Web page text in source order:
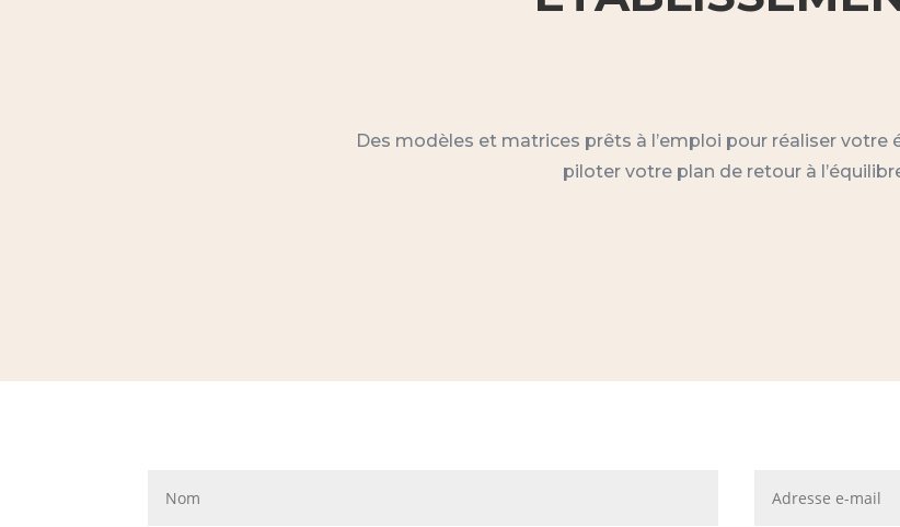
Des modèles et matrices prêts à l’emploi pour réaliser votre
piloter votre plan de retour à